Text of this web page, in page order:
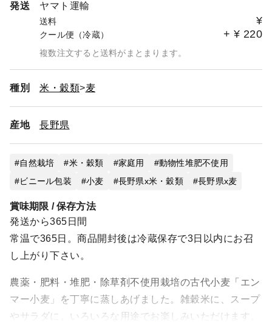
発送 ヤマト運輸
送料 ¥
クール便（冷蔵） + ¥ 220
複数注文すると送料がまとまります。
種別 米・穀類 麦
産地 長野県
自然栽培 米・穀類 家庭用
動物性堆肥不使用
ビニール包装
小麦 長野県x米・穀類 長野県x麦
賞味期限 / 保存方法
発送から365日間
常温で365日。商品開封後は冷蔵保存で3日以内にお召
し上がり下さい。
農薬・肥料・堆肥・除草剤不使用栽培の古代小麦「エン
マー小麦」を丁寧に蒸しあげました。雑穀米に、スープ
やサラダに。いろいろな用途でお楽しみいただけます。